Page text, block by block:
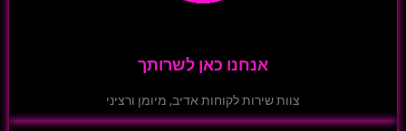
אנחנו כאן לשרותך
צוות שירות לקוחות אדיב, מיומן ורציני